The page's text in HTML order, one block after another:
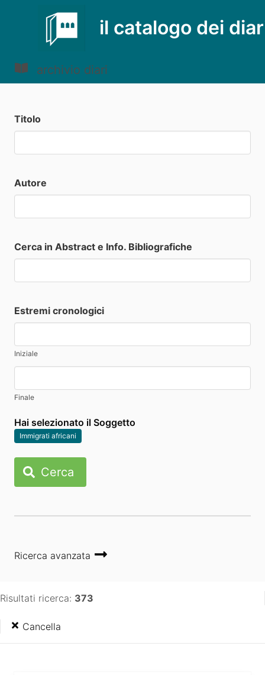
il catalogo dei
archivio diari
Titolo
Autore
Cerca in Abstract e Info. Bibliografiche
Estremi cronologici
Iniziale
Finale
Hai selezionato il Soggetto
Immigrati africani
Cerca
Ricerca avanzata
Risultati ricerca: 373
Cancella